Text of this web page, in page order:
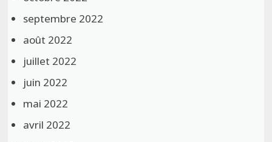
septembre 2022
août 2022
juillet 2022
juin 2022
mai 2022
avril 2022